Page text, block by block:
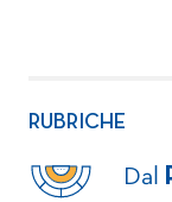
RUBRICHE
Dal